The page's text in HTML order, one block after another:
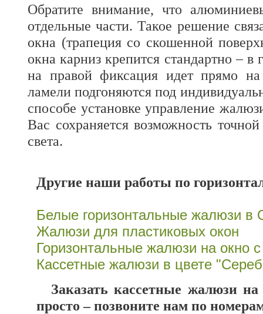
Обратите внимание, что
отдельные части. Такое решение
окна (трапеция со скошенной
окна карниз крепится стандартно – в
на правой фиксация идет прямо
ламели подгоняются под
способе установке управление
Вас сохраняется возможность
света.
Другие наши работы по
Белые горизонтальные жалюзи в
Жалюзи для пластиковых окон
Горизонтальные жалюзи на окно
Кассетные жалюзи в цвете
Заказать кассетные жалюзи
просто – позвоните нам по